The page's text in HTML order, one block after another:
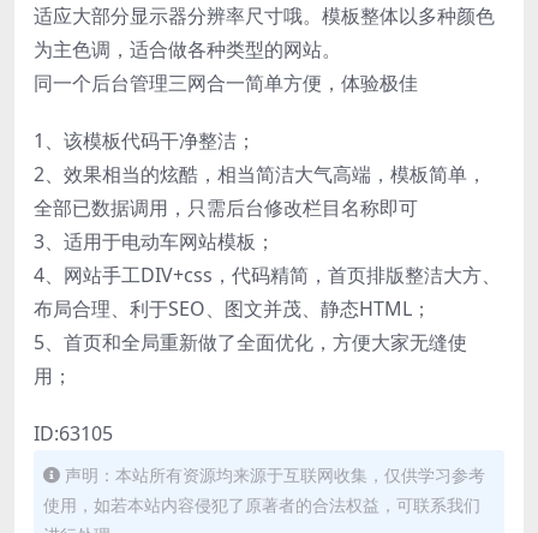
适应大部分显示器分辨率尺寸哦。模板整体以多种颜色
为主色调，适合做各种类型的网站。
同一个后台管理三网合一简单方便，体验极佳
1、该模板代码干净整洁；
2、效果相当的炫酷，相当简洁大气高端，模板简单，
全部已数据调用，只需后台修改栏目名称即可
3、适用于电动车网站模板；
4、网站手工DIV+css，代码精简，首页排版整洁大方、
布局合理、利于SEO、图文并茂、静态HTML；
5、首页和全局重新做了全面优化，方便大家无缝使
用；
ID:63105
声明：本站所有资源均来源于互联网收集，仅供学习参考
使用，如若本站内容侵犯了原著者的合法权益，可联系我们